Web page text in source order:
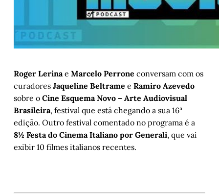
Roger Lerinae Marcelo Perrone conversam com os
curadores Jaqueline Beltrame e Ramiro Azevedo
sobre o Cine Esquema Novo – Arte Audiovisual
Brasileira, festival que está chegando a sua 16ª
edição. Outro festival comentado no programa é a
8½ Festa do Cinema Italiano por Generali, que vai
exibir 10 filmes italianos recentes.